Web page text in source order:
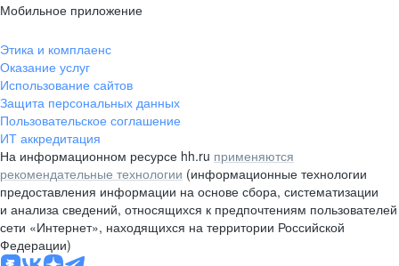
Мобильное приложение
Этика и комплаенс
Оказание услуг
Использование сайтов
Защита персональных данных
Пользовательское соглашение
ИТ аккредитация
На информационном ресурсе hh.ru применяются
рекомендательные технологии (информационные технологии
предоставления информации на основе сбора, систематизации
и анализа сведений, относящихся к предпочтениям пользователей
сети «Интернет», находящихся на территории Российской
Федерации)